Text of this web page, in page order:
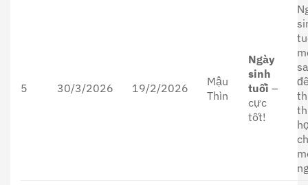
5 30/3/2026 19/2/2026
Mậu
Thìn
Ngày
sinh
tuổi –
cực
tốt!